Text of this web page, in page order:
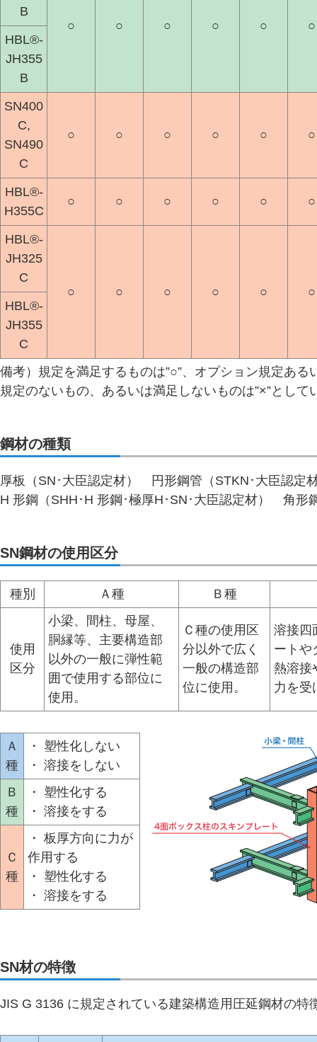
B
○
○ ○ ○ ○
○
HBL®-
JH355
B
SN400
C,
SN490
C
○ ○ ○ ○ ○ ○
HBL®-
H355C
○ ○ ○ ○ ○ ○
HBL®-
JH325
C
○
○ ○ ○ ○
○
HBL®-
JH355
C
備考）規定を満足するものは”○”、オプション規定あ
規定のないもの、あるいは満足しないものは”×”として
鋼材の種類
厚板（SN･大臣認定材） 円形鋼管（STKN･大臣認定
H 形鋼（SHH･H 形鋼･極厚H･SN･大臣認定材） 角形
SN鋼材の使用区分
種別 Ａ種 Ｂ種
使用
区分
小梁、間柱、母屋、
胴縁等、主要構造部
以外の一般に弾性範
囲で使用する部位に
使用。
Ｃ種の使用区
分以外で広く
一般の構造部
位に使用。
溶接四
ートや
熱溶接
力を受
Ａ
種
・ 塑性化しない
・ 溶接をしない
Ｂ
種
・ 塑性化する
・ 溶接をする
Ｃ
種
・ 板厚方向に力が
作用する
・ 塑性化する
・ 溶接をする
SN材の特徴
JIS G 3136 に規定されている建築構造用圧延鋼材の特